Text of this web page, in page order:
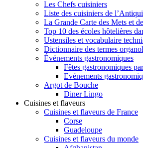
Les Chefs cuisiniers
Liste des cuisiniers de
La Grande Carte des Mets et
Top 10 des écoles hôtelières
Ustensiles et vocabulaire
Dictionnaire des termes
Événements gastronomiques
Fêtes gastronomiques
Evénements
Argot de Bouche
Diner Lingo
Cuisines et flaveurs
Cuisines et flaveurs de France
Corse
Guadeloupe
Cuisines et flaveurs du monde